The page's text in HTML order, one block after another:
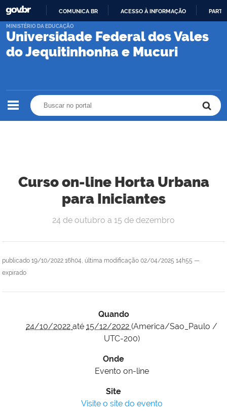
PARA
CONTEÚDO
COMUNICA BR ACESSO À INFORMAÇÃO
Universidade Federal dos Vales
do Jequitinhonha e Mucuri
MINISTÉRIO DA EDUCAÇÃO
Curso on-line Horta Urbana
para Iniciantes
publicado 19/10/2022 16h04, última modificação 02/04/2025 14h55 —
expirado
24 de outubro a 15 de dezembro
Quando
24/10/2022 até 15/12/2022 (America/Sao_Paulo /
UTC-200)
Onde
Evento on-line
Site
Visite o site do evento